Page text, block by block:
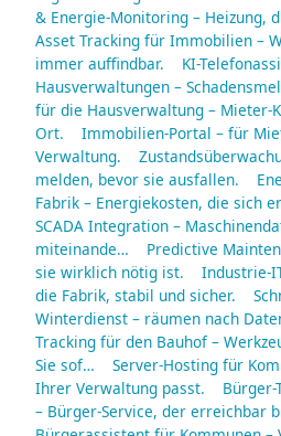
& Energie-Monitoring – Heizung,
Asset Tracking für Immobilien –
immer auffindbar.
KI-
Hausverwaltungen –
für die Hausverwaltung – Mieter-
Ort.
Immobilien-Portal – für
Verwaltung.
melden, bevor sie ausfallen.
Fabrik – Energiekosten, die sich
SCADA Integration –
miteinande…
Predictive
sie wirklich nötig ist.
Industrie-
die Fabrik, stabil und sicher.
Winterdienst – räumen nach
Tracking für den Bauhof –
Sie sof…
Server-Hosting für
Ihrer Verwaltung passt.
– Bürger-Service, der erreichbar